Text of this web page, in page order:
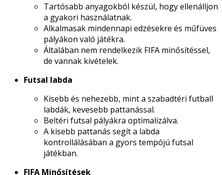
Tartósabb anyagokból készül, hogy ellenálljon
a gyakori használatnak.
Alkalmasak mindennapi edzésekre és műfüves
pályákon való játékra.
Általában nem rendelkezik FIFA minősítéssel,
de vannak kivételek.
Futsal labda
Kisebb és nehezebb, mint a szabadtéri futball
labdák, kevesebb pattanással.
Beltéri futsal pályákra optimalizálva.
A kisebb pattanás segít a labda
kontrollálásában a gyors tempójú futsal
játékban.
FIFA Minősítések